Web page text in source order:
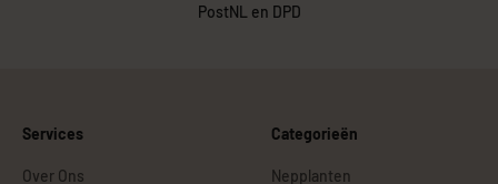
PostNL en DPD
Services
Over Ons
Categorieën
Nepplanten